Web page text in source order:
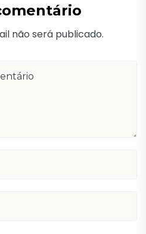
não será publicado.